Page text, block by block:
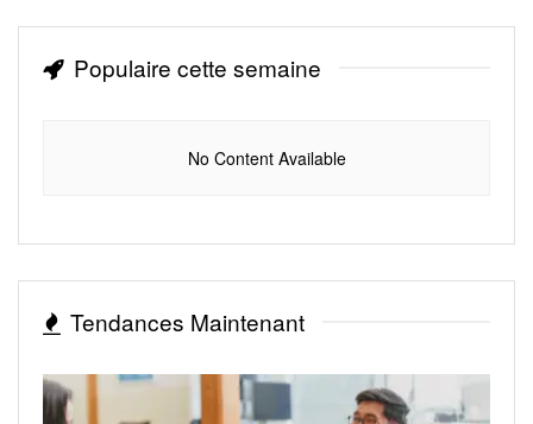
Populaire cette semaine
No Content Available
Tendances Maintenant